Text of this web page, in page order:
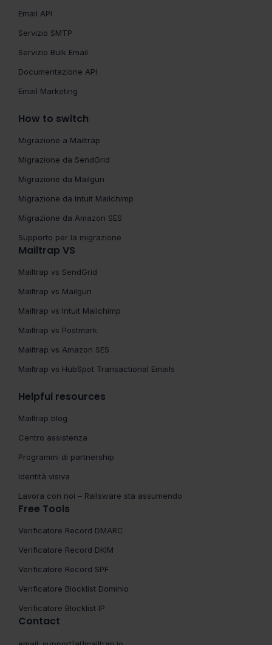
Email API
Servizio SMTP
Servizio Bulk Email
Documentazione API
Email Marketing
How to switch
Migrazione a Mailtrap
Migrazione da SendGrid
Migrazione da Mailgun
Migrazione da Intuit Mailchimp
Migrazione da Amazon SES
Supporto per la migrazione
Mailtrap VS
Mailtrap vs SendGrid
Mailtrap vs Mailgun
Mailtrap vs Intuit Mailchimp
Mailtrap vs Postmark
Mailtrap vs Amazon SES
Mailtrap vs HubSpot Transactional Emails
Helpful resources
Mailtrap blog
Centro assistenza
Programmi di partnership
Identità visiva
Lavora con noi – Railsware sta assumendo
Free Tools
Verificatore Record DMARC
Verificatore Record DKIM
Verificatore Record SPF
Verificatore Blocklist Dominio
Verificatore Blocklist IP
Contact